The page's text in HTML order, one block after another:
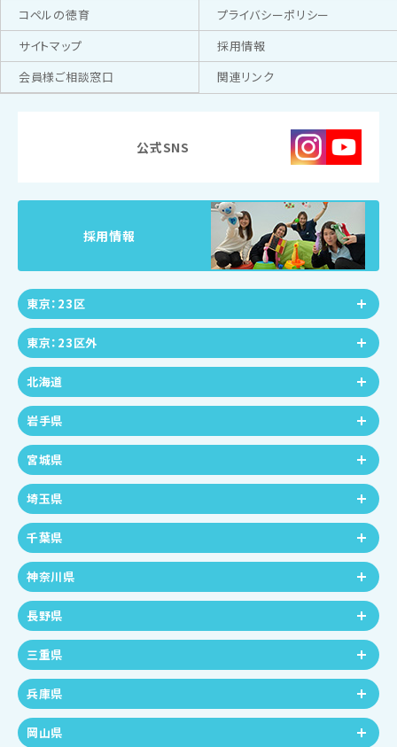
コペルの徳育
プライバシーポリシー
サイトマップ
採用情報
会員様ご相談窓口
関連リンク
公式SNS
採用情報
東京：23区
東京：23区外
北海道
岩手県
宮城県
埼玉県
千葉県
神奈川県
長野県
三重県
兵庫県
岡山県